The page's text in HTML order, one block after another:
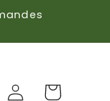
Panier